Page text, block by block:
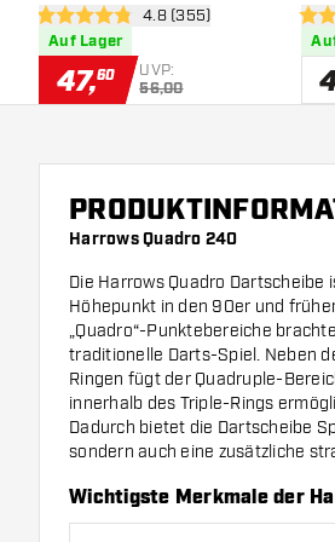
Bewertungsbereich
4.8 Bewertungssterne
4.8 (355)
Auf Lager
47,60 UVP:
56,00
4.6
Harrows Quadro 240
Die Harrows Quadro
Höhepunkt in den 90er und
„Quadro“-Punktebereiche
traditionelle Darts-Spiel. Neben
Ringen fügt der Quadruple-
innerhalb des Triple-Rings
Dadurch bietet die Dartscheibe
sondern auch eine zusätzliche
Wichtigste Merkmale der